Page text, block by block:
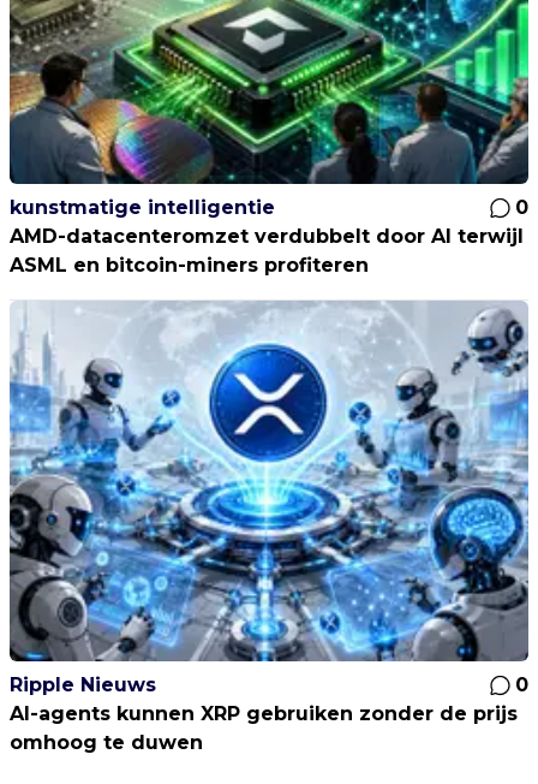
kunstmatige intelligentie
0
AMD-datacenteromzet verdubbelt door AI terwijl
ASML en bitcoin-miners profiteren
Ripple Nieuws
0
AI-agents kunnen XRP gebruiken zonder de prijs
omhoog te duwen